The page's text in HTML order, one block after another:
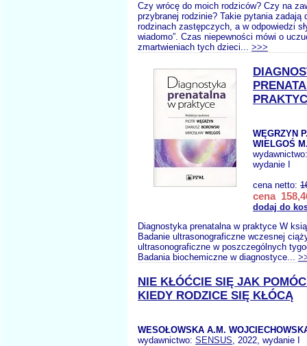
Czy wrócę do moich rodziców? Czy na
przybranej rodzinie? Takie pytania zadają
rodzinach zastępczych, a w odpowiedzi
wiadomo”. Czas niepewności mówi o
zmartwieniach tych dzieci... >>>
WĘGRZYN
WIELGOŚ
wydanie I
cena netto:
cena
dodaj do
Diagnostyka prenatalna w praktyce W
Badanie ultrasonograficzne wczesnej
ultrasonograficzne w poszczególnych
Badania biochemiczne w diagnostyce...
NIE KŁÓĆCIE SIĘ JAK
KIEDY RODZICE SIĘ KŁÓCĄ
WESOŁOWSKA A.M.
wydawnictwo: SENSUS, 2022, wydanie I